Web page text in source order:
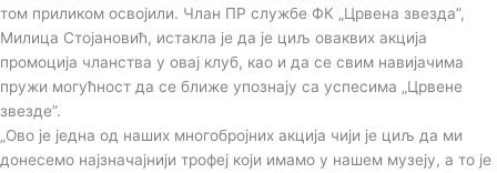
том приликом освојили. Члан ПР службе ФК „Црвена звезда”,
Милица Стојановић, истакла је да је циљ оваквих акција
промоција чланства у овај клуб, као и да се свим навијачима
пружи могућност да се ближе упознају са успесима „Црвене
звезде”.
„Ово је једна од наших многобројних акција чији је циљ да ми
донесемо најзначајнији трофеј који имамо у нашем музеју, а то је